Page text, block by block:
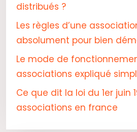
distribués ?
Les règles d’une
absolument pour bien
Le mode de
associations expliqué
Ce que dit la loi du 1er juin
associations en france